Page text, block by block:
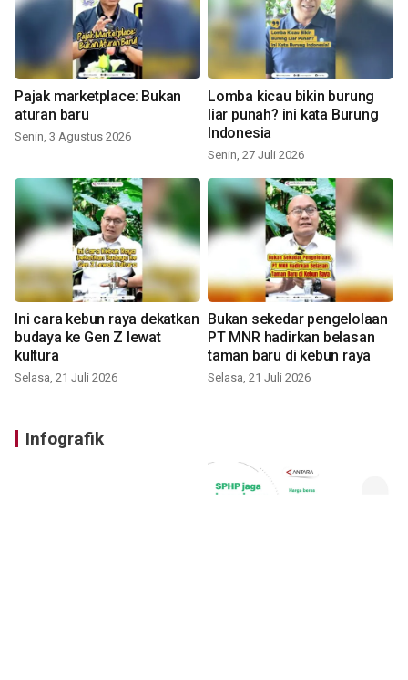
Pajak marketplace: Bukan
aturan baru
Senin, 3 Agustus 2026
Lomba kicau bikin burung
liar punah? ini kata Burung
Indonesia
Senin, 27 Juli 2026
Ini cara kebun raya dekatkan
budaya ke Gen Z lewat
kultura
Selasa, 21 Juli 2026
Bukan sekedar pengelolaan
PT MNR hadirkan belasan
taman baru di kebun raya
Selasa, 21 Juli 2026
Infografik